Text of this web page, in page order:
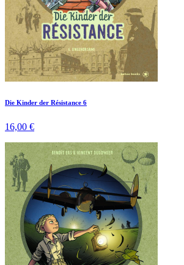
Die Kinder der Résistance 6
16,00 €